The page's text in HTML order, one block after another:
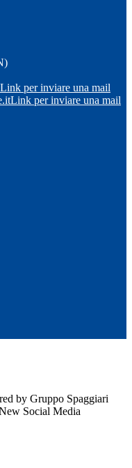
Link per inviare una mail
Link per inviare una mail
by Gruppo Spaggiari
Social Media